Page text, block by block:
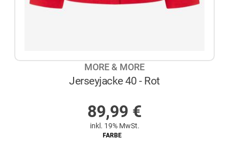
MORE & MORE
Jerseyjacke 40 - Rot
89,99 €
inkl. 19% MwSt.
FARBE